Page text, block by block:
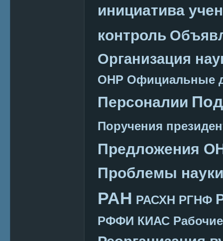
инициатива
контроль
Организация
ОНР Официальные
Персоналии
Поручения
Предложения
Проблемы науки
РАН РАСХН РГНФ
РФФИ КИАС